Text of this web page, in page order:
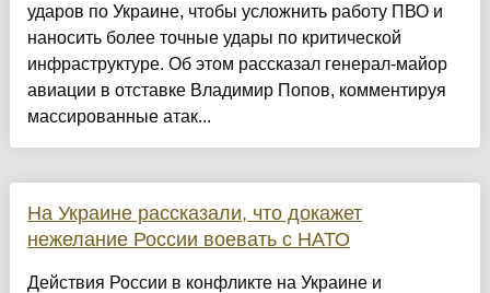
ударов по Украине, чтобы усложнить работу ПВО и
наносить более точные удары по критической
инфраструктуре. Об этом рассказал генерал-майор
авиации в отставке Владимир Попов, комментируя
массированные атак...
На Украине рассказали, что докажет
нежелание России воевать с НАТО
Действия России в конфликте на Украине и